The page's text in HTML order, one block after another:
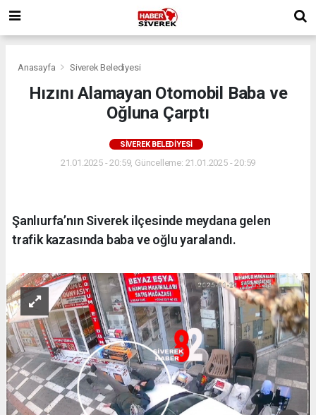
Anasayfa Siverek Belediyesi
Hızını Alamayan Otomobil Baba ve
Oğluna Çarptı
SIVEREK BELEDIYESI
21.01.2025 - 20:59, Güncelleme: 21.01.2025 - 20:59
Şanlıurfa’nın Siverek ilçesinde meydana gelen
trafik kazasında baba ve oğlu yaralandı.